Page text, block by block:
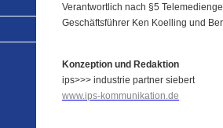
Verantwortlich nach §5
Geschäftsführer Ken Koelling und
Konzeption und Redaktion
ips>>> industrie partner siebert
www.ips-kommunikation.de